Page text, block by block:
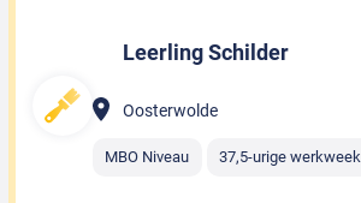
Leerling Schilder
Oosterwolde
MBO Niveau 37,5-urige werkweek